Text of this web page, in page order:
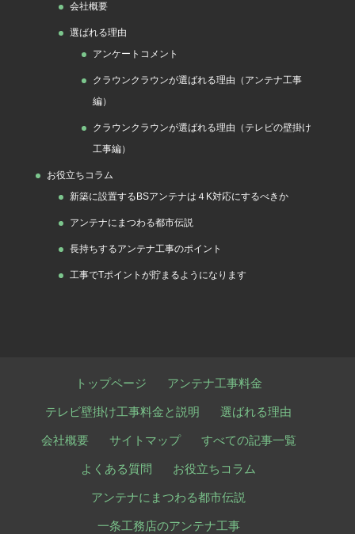
会社概要
選ばれる理由
アンケートコメント
クラウンクラウンが選ばれる理由（アンテナ工事
編）
クラウンクラウンが選ばれる理由（テレビの壁掛け
工事編）
お役立ちコラム
新築に設置するBSアンテナは４K対応にするべきか
アンテナにまつわる都市伝説
長持ちするアンテナ工事のポイント
工事でTポイントが貯まるようになります
トップページ アンテナ工事料金
テレビ壁掛け工事料金と説明 選ばれる理由
会社概要 サイトマップ すべての記事一覧
よくある質問 お役立ちコラム
アンテナにまつわる都市伝説
一条工務店のアンテナ工事